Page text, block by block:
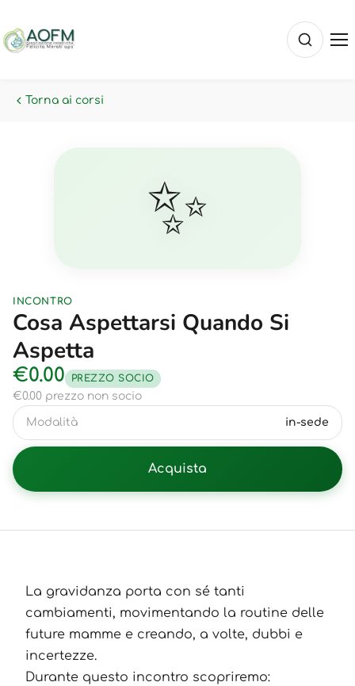
Torna ai corsi
✨
INCONTRO
Cosa Aspettarsi Quando Si
Aspetta
€0.00 PREZZO SOCIO
€0.00 prezzo non socio
Modalità in-sede
Acquista
La gravidanza porta con sé tanti
cambiamenti, movimentando la routine delle
future mamme e creando, a volte, dubbi e
incertezze.
Durante questo incontro scopriremo: